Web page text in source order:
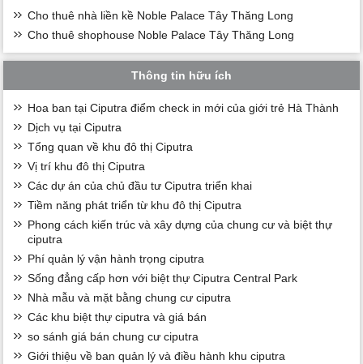
Cho thuê nhà liền kề Noble Palace Tây Thăng Long
Cho thuê shophouse Noble Palace Tây Thăng Long
Thông tin hữu ích
Hoa ban tại Ciputra điểm check in mới của giới trẻ Hà Thành
Dịch vụ tại Ciputra
Tổng quan về khu đô thị Ciputra
Vị trí khu đô thị Ciputra
Các dự án của chủ đầu tư Ciputra triển khai
Tiềm năng phát triển từ khu đô thị Ciputra
Phong cách kiến trúc và xây dựng của chung cư và biệt thự
ciputra
Phí quản lý vận hành trọng ciputra
Sống đẳng cấp hơn với biệt thự Ciputra Central Park
Nhà mẫu và mặt bằng chung cư ciputra
Các khu biệt thự ciputra và giá bán
so sánh giá bán chung cư ciputra
Giới thiệu về ban quản lý và điều hành khu ciputra